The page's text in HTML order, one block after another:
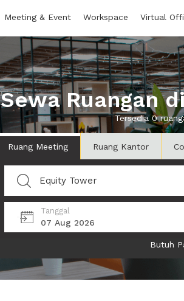
Meeting & Event Workspace Virtual
Sewa Ruangan
Tersedia 0
Ruang Meeting Ruang Kantor
Tanggal
07 Aug 2026
Butuh